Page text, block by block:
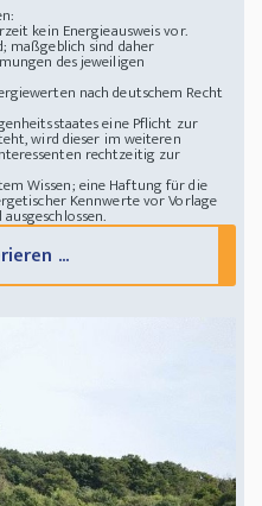
kein Energieausweis vor.
maßgeblich sind daher
des jeweiligen
nach deutschem Recht
eine Pflicht zur
wird dieser im weiteren
rechtzeitig zur
Wissen; eine Haftung für die
Kennwerte vor Vorlage
...